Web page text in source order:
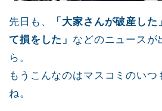
先日も、
「大家さんが破産し
て損をした」 などのニュースが
ら。
もうこんなのはマスコミのいつ
ね。